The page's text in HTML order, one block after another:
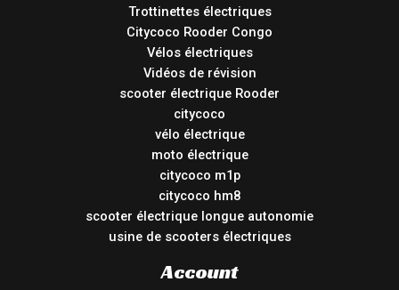
Trottinettes électriques
Citycoco Rooder Congo
Vélos électriques
Vidéos de révision
scooter électrique Rooder
citycoco
vélo électrique
moto électrique
citycoco m1p
citycoco hm8
scooter électrique longue autonomie
usine de scooters électriques
Account